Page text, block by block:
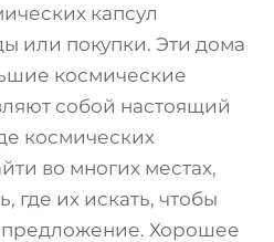
капсул
или покупки. Эти дома
космические
собой настоящий
космических
во многих местах,
где их искать, чтобы
предложение. Хорошее